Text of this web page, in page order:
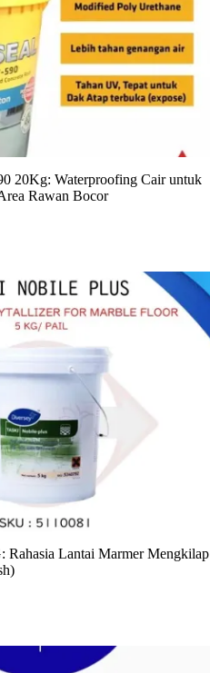
20Kg: Waterproofing Cair untuk
Rawan Bocor
Rahasia Lantai Marmer Mengkilap